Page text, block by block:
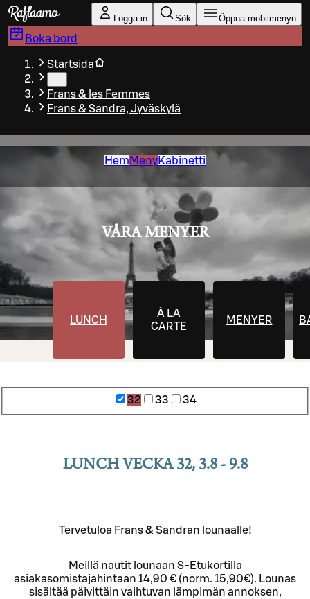
Gå till huvudinnehållet
Logga in Sök Öppna mobilmenyn
Boka bord
Startsida
Frans & les Femmes
Frans & Sandra, Jyväskylä
Hem MenyKabinetti
VÅRA MENYER
LUNCH
À LA
CARTE
MENYER
32 33 34
LUNCH VECKA 32, 3.8 - 9.8
Tervetuloa Frans & Sandran lounaalle!
Meillä nautit lounaan S-Etukortilla
asiakasomistajahintaan 14,90 € (norm. 15,90€). Lounas
sisältää päivittäin vaihtuvan lämpimän annoksen,